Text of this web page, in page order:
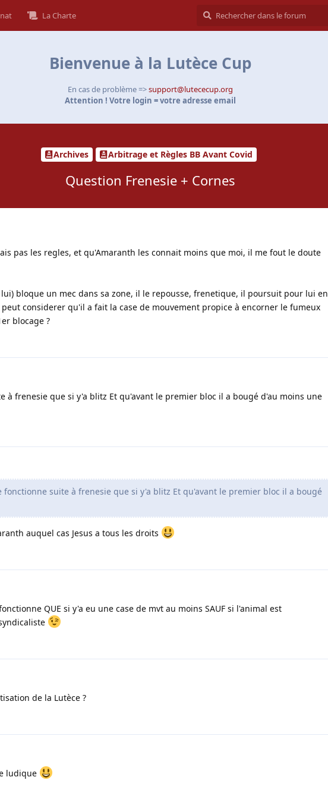
La Charte
Bienvenue à la Lutèce Cup
En cas de problème =>support@lutececup.org
Attention ! Votre login = votre adresse email
Archives Arbitrage et Règles BB Avant Covid
Question Frenesie + Cornes
pas les regles, et qu'Amaranth les connait moins que moi, il me fout le doute
bloque un mec dans sa zone, il le repousse, frenetique, il poursuit pour lui en
considerer qu'il a fait la case de mouvement propice à encorner le fumeux
blocage ?
à frenesie que si y'a blitz Et qu'avant le premier bloc il a bougé d'au moins une
fonctionne suite à frenesie que si y'a blitz Et qu'avant le premier bloc il a bougé
auquel cas Jesus a tous les droits
QUE si y'a eu une case de mvt au moins SAUF si l'animal est
de la Lutèce ?
ludique